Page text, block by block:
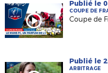
Publié le
COUPE DE
Publié le
ARBITRAGE